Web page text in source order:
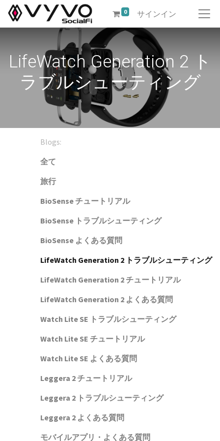
0 サインイン
LifeWatch Generation 2 ト
ラブルシューティング
Blogs:
全て
旅行
BioSense チュートリアル
BioSense トラブルシューティング
BioSense よくある質問
LifeWatch Generation 2 トラブルシューティング
LifeWatch Generation 2 チュートリアル
LifeWatch Generation 2 よくある質問
Watch Lite SE トラブルシューティング
Watch Lite SE チュートリアル
Watch Lite SE よくある質問
Leggera 2 チュートリアル
Leggera 2 トラブルシューティング
Leggera 2 よくある質問
モバイルアプリ・よくある質問